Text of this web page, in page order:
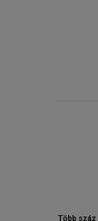
Több száz